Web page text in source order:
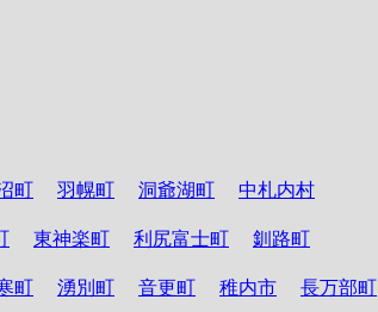
町 羽幌町 洞爺湖町 中札内村
東神楽町 利尻富士町 釧路町
町 湧別町 音更町 稚内市 長万部町